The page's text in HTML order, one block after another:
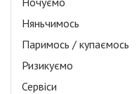
Няньчимось
Паримось / купаємось
Ризикуємо
Сервіси